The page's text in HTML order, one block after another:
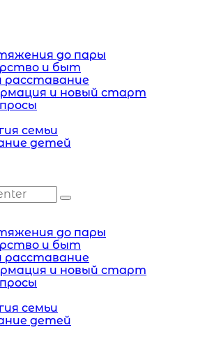
до пары
и быт
расставание
и новый старт
семьи
детей
Search
до пары
и быт
расставание
и новый старт
семьи
детей